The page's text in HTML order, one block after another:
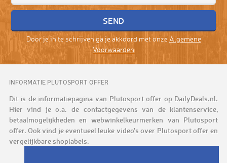
Door je in te schrijven ga je akkoord met onze Algemene
Voorwaarden
INFORMATIE PLUTOSPORT OFFER
Dit is de informatiepagina van Plutosport offer op DailyDeals.nl.
Hier vind je o.a. de contactgegevens van de klantenservice,
betaalmogelijkheden en webwinkelkeurmerken van Plutosport
offer. Ook vind je eventueel leuke video's over Plutosport offer en
vergelijkbare shoplabels.